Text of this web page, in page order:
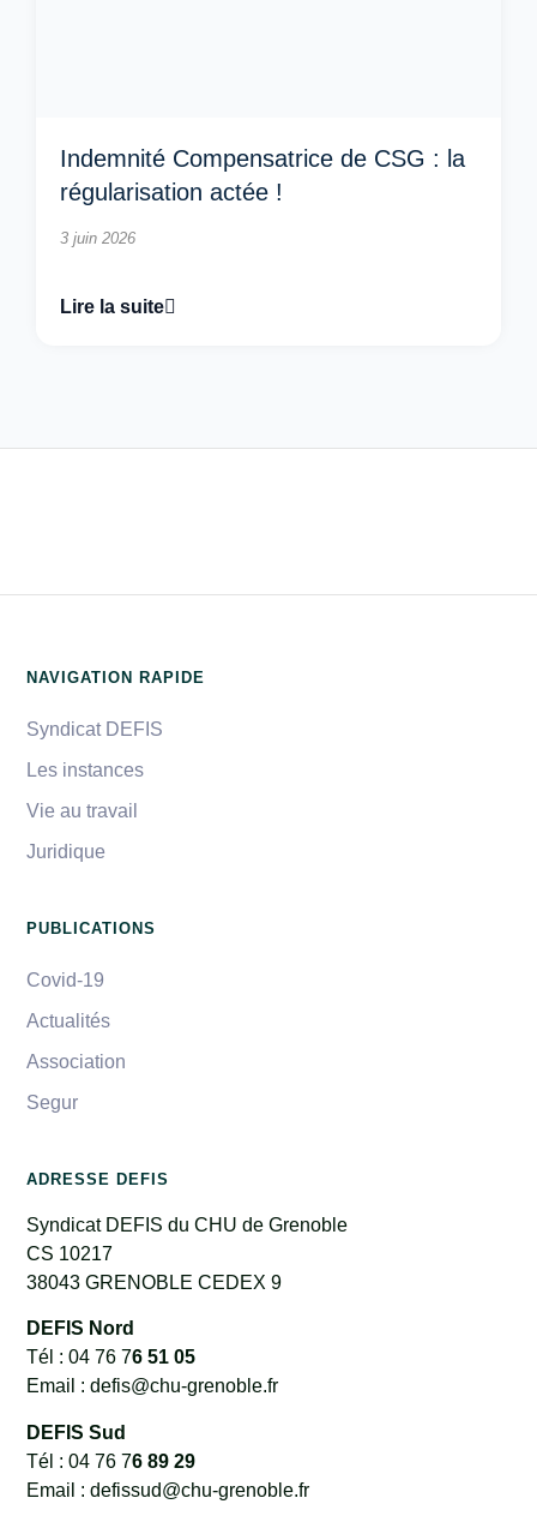
Indemnité Compensatrice de CSG : la
régularisation actée !
3 juin 2026
Lire la suite
NAVIGATION RAPIDE
Syndicat DEFIS
Les instances
Vie au travail
Juridique
PUBLICATIONS
Covid-19
Actualités
Association
Segur
ADRESSE DEFIS
Syndicat DEFIS du CHU de Grenoble
CS 10217
38043 GRENOBLE CEDEX 9
DEFIS Nord
Tél : 04 76 76 51 05
Email : defis@chu-grenoble.fr
DEFIS Sud
Tél : 04 76 76 89 29
Email : defissud@chu-grenoble.fr